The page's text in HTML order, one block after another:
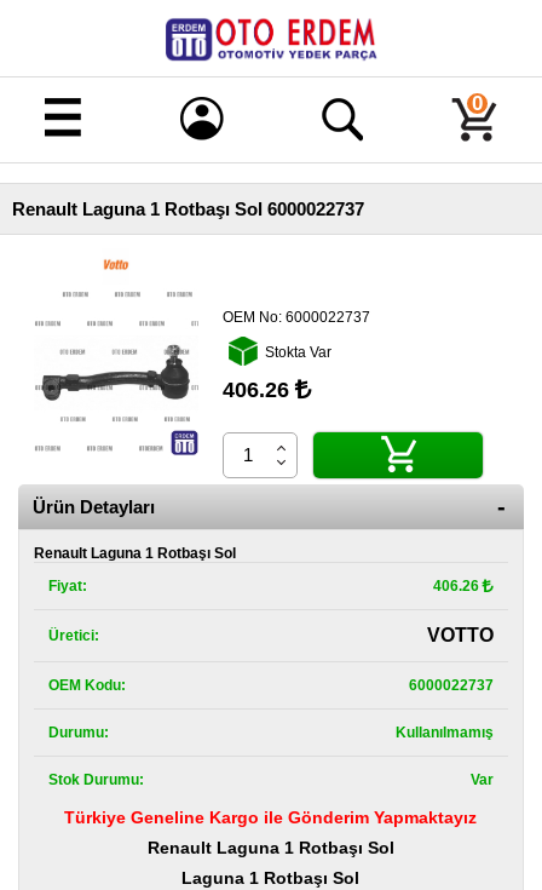
Merhaba!
Giriş
Kayıt
Ana
Sayfa
Kampanyalı
Ürünler
Hesapları
İletişim
Kategoriler
Yedek
Parça
Parça
TOFAŞ
0
Renault Laguna 1 Rotbaşı Sol 6000022737
OEM No:6000022737
Stokta Var
406.26
Ürün Detayları
Renault Laguna 1 Rotbaşı Sol
Fiyat:
406.26
Üretici: VOTTO
OEM Kodu: 6000022737
Durumu: Kullanılmamış
Stok Durumu: Var
Türkiye Geneline Kargo ile Gönderim Yapmaktayız
Renault Laguna 1 Rotbaşı Sol
Laguna 1 Rotbaşı Sol